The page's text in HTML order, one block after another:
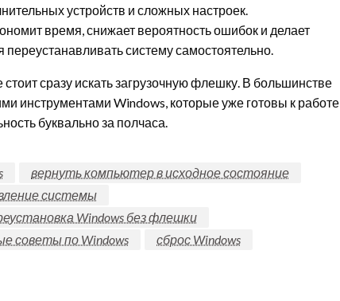
устройств и сложных настроек.
время, снижает вероятность ошибок и делает
систему самостоятельно.
сразу искать загрузочную флешку. В большинстве
инструментами Windows, которые уже готовы к работе
буквально за полчаса.
вернуть компьютер в исходное состояние
системы
Windows без флешки
советы по Windows
сброс Windows